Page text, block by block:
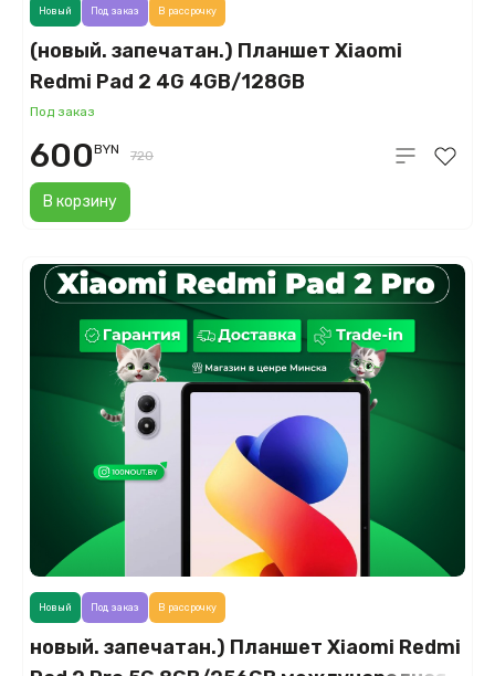
(новый. запечатан.) Планшет Xiaomi
Redmi Pad 2 4G 4GB/128GB
международная версия (мятный)
Под заказ
В корзину
Новый Под заказ В рассрочку
600BYN 720
новый. запечатан.) Планшет Xiaomi Redmi
Новый Под заказ В рассрочку